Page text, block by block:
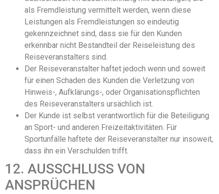
als Fremdleistung vermittelt werden, wenn diese
Leistungen als Fremdleistungen so eindeutig
gekennzeichnet sind, dass sie für den Kunden
erkennbar nicht Bestandteil der Reiseleistung des
Reiseveranstalters sind.
Der Reiseveranstalter haftet jedoch wenn und soweit
für einen Schaden des Kunden die Verletzung von
Hinweis-, Aufklärungs-, oder Organisationspflichten
des Reiseveranstalters ursächlich ist.
Der Kunde ist selbst verantwortlich für die Beteiligung
an Sport- und anderen Freizeitaktivitäten. Für
Sportunfälle haftete der Reiseveranstalter nur insoweit,
dass ihn ein Verschulden trifft.
12. AUSSCHLUSS VON
ANSPRÜCHEN